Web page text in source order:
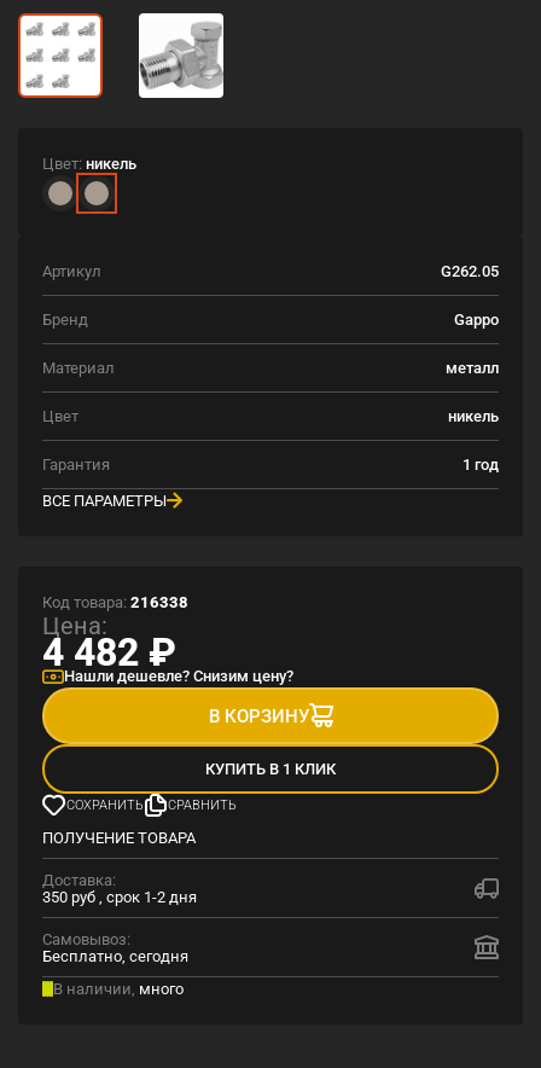
Цвет: никель
Артикул G262.05
Бренд Gappo
Материал металл
Цвет никель
Гарантия
1 год
ВСЕ ПАРАМЕТРЫ
Код товара: 216338
Цена:
4 482 ₽
Нашли дешевле? Снизим цену?
В КОРЗИНУ
КУПИТЬ В 1 КЛИК
СОХРАНИТЬ СРАВНИТЬ
ПОЛУЧЕНИЕ ТОВАРА
Доставка:
350 руб , срок 1-2 дня
Самовывоз:
Бесплатно, сегодня
В наличии, много